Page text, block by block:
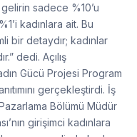
sadece %10’u
kadınlara ait. Bu
bir detaydır; kadınlar
dedi. Açılış
Gücü Projesi Program
gerçekleştirdi. İş
Bölümü Müdür
girişimci kadınlara